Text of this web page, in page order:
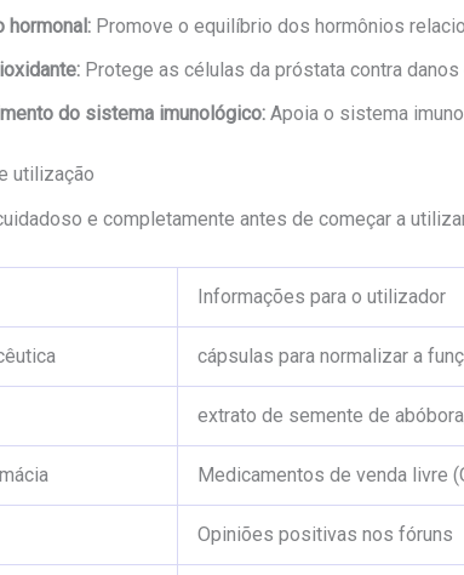
hormonal: Promove o equilíbrio dos hormônios
Protege as células da próstata contra
do sistema imunológico: Apoia o sistema
utilização
e completamente antes de começar a
Informações para o utilizador
cápsulas para normalizar a
extrato de semente de
Medicamentos de venda livre
Opiniões positivas nos fóruns